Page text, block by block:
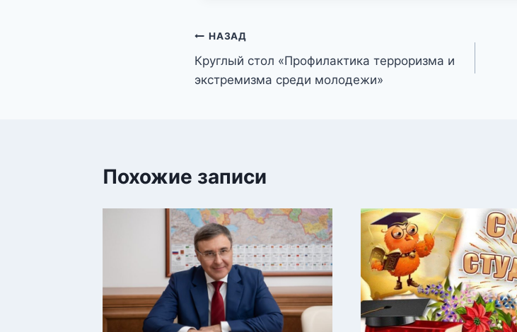
Навигация
по
НАЗАД
Круглый стол «Профилактика терроризма и
экстремизма среди молодежи»
Похожие записи